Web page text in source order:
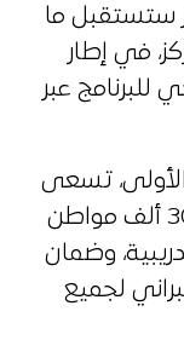
ستستقبل ما
في إطار
للبرنامج عبر
تسعى
الوزارة إلى تكوين ما بين 25 ألفاً و30 ألف مواطن
وضمان
لجميع